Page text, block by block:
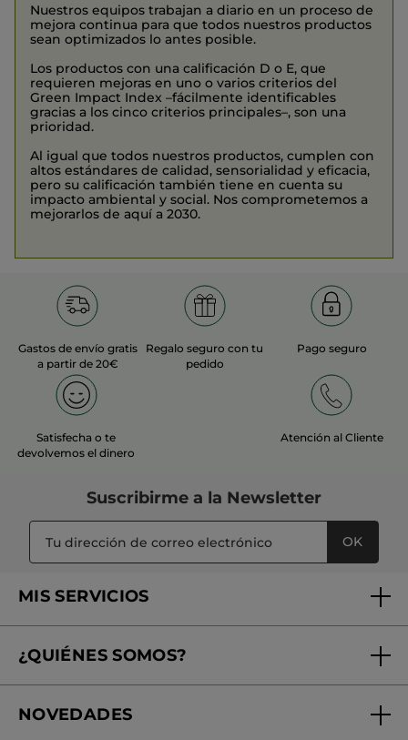
Nuestros equipos trabajan a diario en un proceso de
mejora continua para que todos nuestros productos
sean optimizados lo antes posible.
Los productos con una calificación D o E, que
requieren mejoras en uno o varios criterios del
Green Impact Index –fácilmente identificables
gracias a los cinco criterios principales–, son una
prioridad.
Al igual que todos nuestros productos, cumplen con
altos estándares de calidad, sensorialidad y eficacia,
pero su calificación también tiene en cuenta su
impacto ambiental y social. Nos comprometemos a
mejorarlos de aquí a 2030.
Gastos de envío gratis
a partir de 20€
Regalo seguro con tu
pedido
Pago seguro
Satisfecha o te
devolvemos el dinero
Atención al Cliente
Suscribirme a la Newsletter
OK
MIS SERVICIOS
Tratamientos de Belleza
Mi club Yves Rocher
¿QUIÉNES SOMOS?
¿Quiénes somos?
NOVEDADES